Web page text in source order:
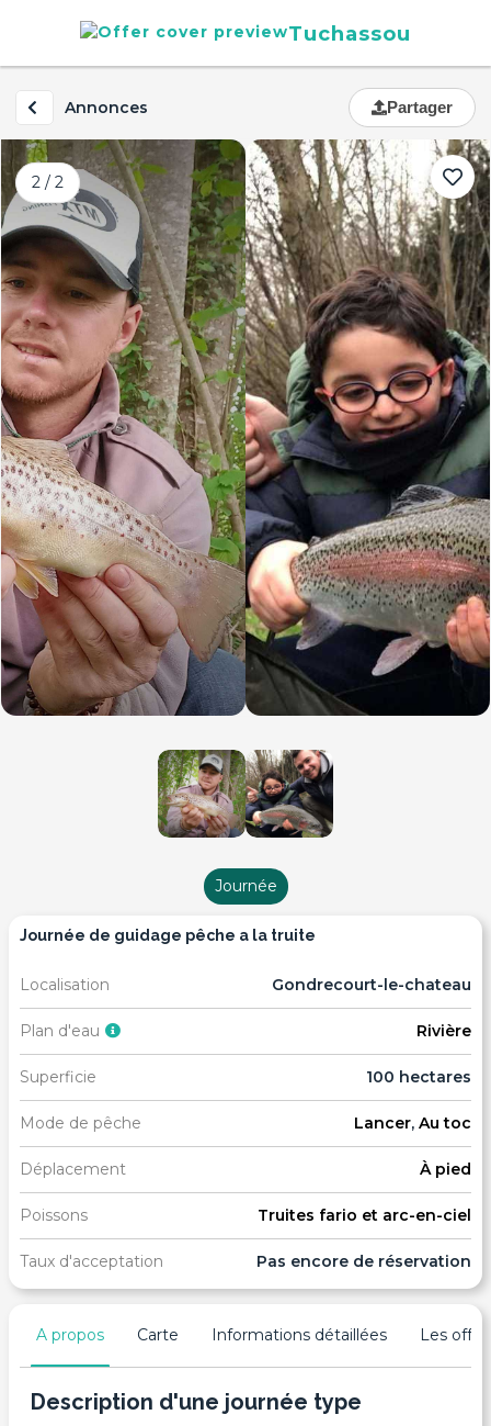
Tuchassou
Annonces Partager
2 / 2
Journée
journée de guidage pêche a la truite
Localisation Gondrecourt-le-chateau
Plan d'eau Rivière
Superficie 100 hectares
Mode de pêche Lancer, Au toc
Déplacement À pied
Poissons Truites fario et arc-en-ciel
Taux d'acceptation Pas encore de réservation
A propos Carte Informations détaillées Les
Description d'une journée type